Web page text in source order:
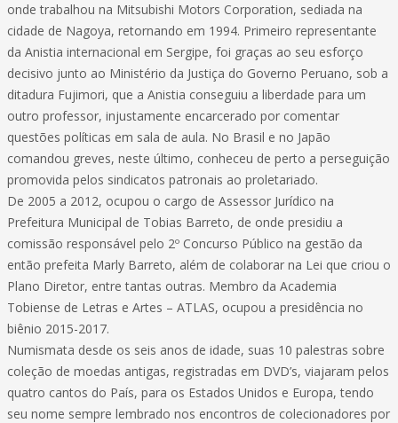
onde trabalhou na Mitsubishi Motors Corporation, sediada na
cidade de Nagoya, retornando em 1994. Primeiro representante
da Anistia internacional em Sergipe, foi graças ao seu esforço
decisivo junto ao Ministério da Justiça do Governo Peruano, sob a
ditadura Fujimori, que a Anistia conseguiu a liberdade para um
outro professor, injustamente encarcerado por comentar
questões políticas em sala de aula. No Brasil e no Japão
comandou greves, neste último, conheceu de perto a perseguição
promovida pelos sindicatos patronais ao proletariado.
De 2005 a 2012, ocupou o cargo de Assessor Jurídico na
Prefeitura Municipal de Tobias Barreto, de onde presidiu a
comissão responsável pelo 2º Concurso Público na gestão da
então prefeita Marly Barreto, além de colaborar na Lei que criou o
Plano Diretor, entre tantas outras. Membro da Academia
Tobiense de Letras e Artes – ATLAS, ocupou a presidência no
biênio 2015-2017.
Numismata desde os seis anos de idade, suas 10 palestras sobre
coleção de moedas antigas, registradas em DVD’s, viajaram pelos
quatro cantos do País, para os Estados Unidos e Europa, tendo
seu nome sempre lembrado nos encontros de colecionadores por